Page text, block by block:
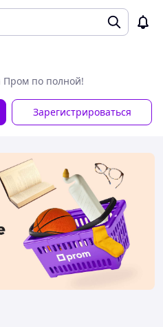
Пром по полной!
Зарегистрироваться